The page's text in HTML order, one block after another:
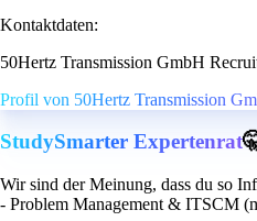
Kontaktdaten:
50Hertz Transmission GmbH
Profil von 50Hertz Transmission
StudySmarter Expertenrat
Wir sind der Meinung, dass du so
- Problem Management & ITSCM